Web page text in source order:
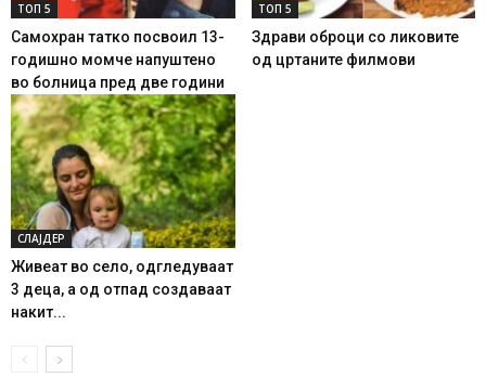
ТОП 5
Самохран татко посвоил 13-
годишно момче напуштено
во болница пред две години
ТОП 5
Здрави оброци со ликовите
од цртаните филмови
СЛАЈДЕР
Живеат во село, одгледуваат
3 деца, а од отпад создаваат
накит...